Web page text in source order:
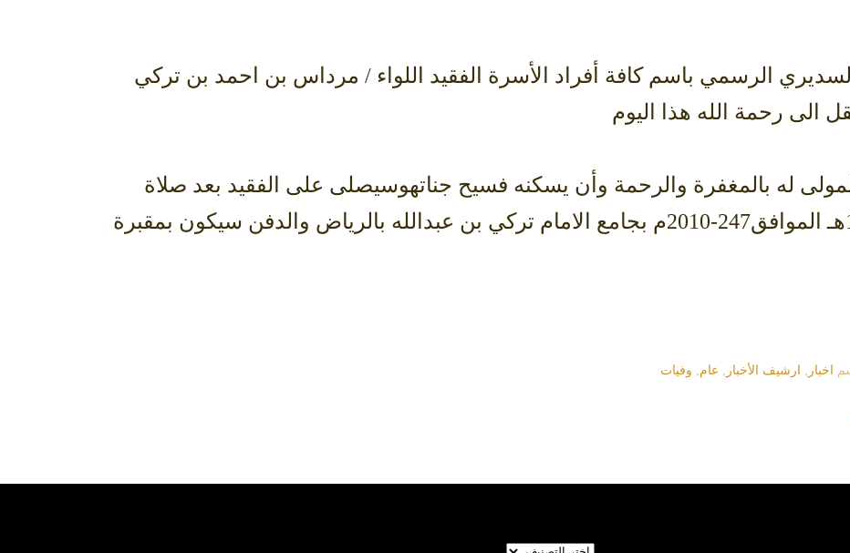
الرسمي باسم كافة أفراد الأسرة الفقيد اللواء / مرداس بن احمد بن تركي
الى رحمة الله هذا اليوم
داعين المولى له بالمغفرة والرحمة وأن يسكنه فسيح جناتهوسيصلى على الفقيد بعد صلاة
عصر يوم غدا السبت 12-8-1431هـ الموافق247-2010م بجامع الامام تركي بن عبدالله بالرياض والدفن سيكون بمقبرة
اخبار , ارشيف الأخبار , عام, وفيات
تصنيفات